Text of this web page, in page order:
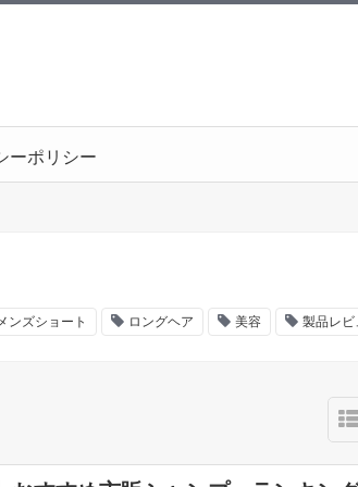
ーポリシー
ンズショート ロングヘア 美容 製品レビ